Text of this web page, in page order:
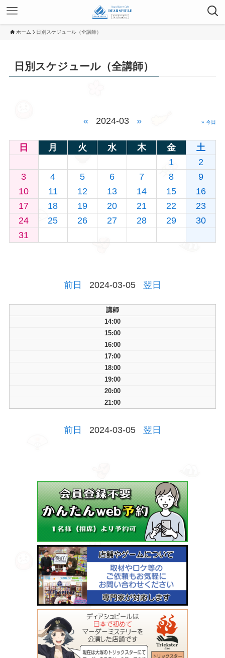
ホーム 日別スケジュール（全講師）
日別スケジュール（全講師）
« 2024-03 » » 今日
日 月 火 水 木 金
土
1
2
3
4 5 6 7 8
9
10
11 12 13 14 15
16
17
18 19 20 21 22
23
24
25 26 27 28 29
30
31
前日 2024-03-05 翌日
講師
14:00
15:00
16:00
17:00
18:00
19:00
20:00
21:00
前日 2024-03-05 翌日